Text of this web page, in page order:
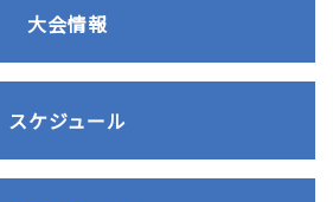
大会情報
スケジュール